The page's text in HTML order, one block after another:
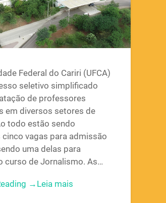
Federal do Cariri (UFCA)
seletivo simplificado
de professores
em diversos setores de
todo estão sendo
vagas para admissão
uma delas para
curso de Jornalismo. As…
→